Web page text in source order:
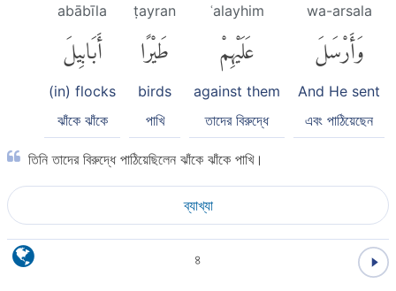
wa-arsala
وَأَرْسَلَ
And He sent
এবং পাঠিয়েছেন
ʿalayhim
عَلَيْهِمْ
against them
তাদের বিরুদ্ধে
ṭayran
طَيْرًا
birds
পাখি
abābīla
أَبَابِيلَ
(in) flocks
ঝাঁকে ঝাঁকে
তিনি তাদের বিরুদ্ধে পাঠিয়েছিলেন ঝাঁকে ঝাঁকে পাখি।
ব্যাখ্যা
৪